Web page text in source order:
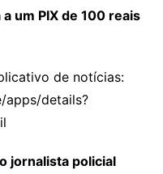
um PIX de 100 reais
de notícias:
apps/details?
jornalista policial